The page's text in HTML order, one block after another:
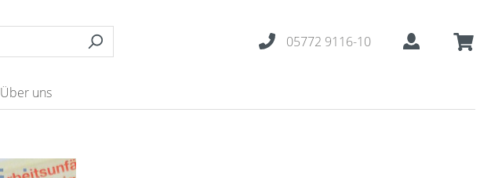
05772 9116-10
Über uns